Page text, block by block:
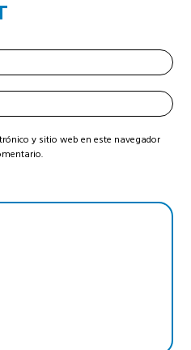
y sitio web en este navegador